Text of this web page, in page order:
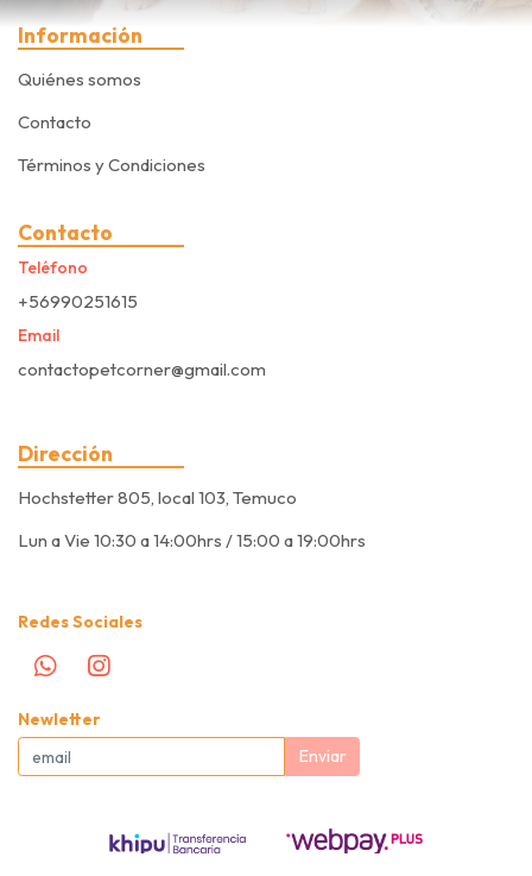
Información
Quiénes somos
Contacto
Términos y Condiciones
Contacto
Teléfono
+56990251615
Email
contactopetcorner@gmail.com
Dirección
Hochstetter 805, local 103, Temuco
Lun a Vie 10:30 a 14:00hrs / 15:00 a 19:00hrs
Redes Sociales
Newletter
Enviar